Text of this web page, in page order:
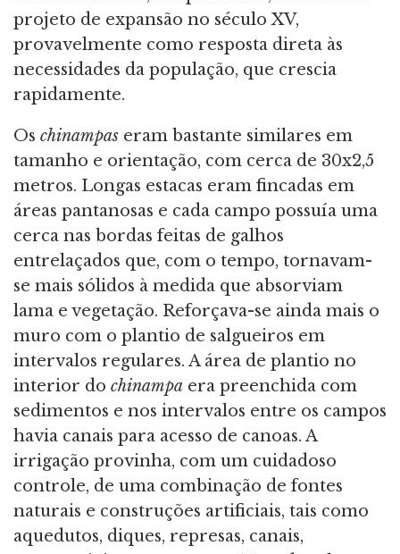
projeto de expansão no século XV,
provavelmente como resposta direta às
necessidades da população, que crescia
rapidamente.
Os chinampas eram bastante similares em
tamanho e orientação, com cerca de 30x2,5
metros. Longas estacas eram fincadas em
áreas pantanosas e cada campo possuía uma
cerca nas bordas feitas de galhos
entrelaçados que, com o tempo, tornavam-
se mais sólidos à medida que absorviam
lama e vegetação. Reforçava-se ainda mais o
muro com o plantio de salgueiros em
intervalos regulares. A área de plantio no
interior do chinampa era preenchida com
sedimentos e nos intervalos entre os campos
havia canais para acesso de canoas. A
irrigação provinha, com um cuidadoso
controle, de uma combinação de fontes
naturais e construções artificiais, tais como
aquedutos, diques, represas, canais,